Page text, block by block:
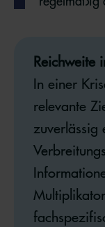
Reichweite
In einer
relevante
zuverlässig